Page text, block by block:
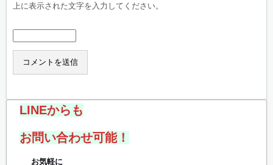
上に表示された文字を入力してください。
LINEからも
お問い合わせ可能！
お気軽に